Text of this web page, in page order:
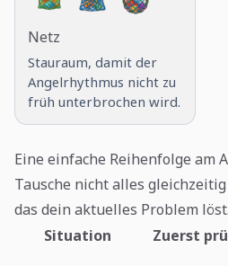
Netz
Stauraum, damit der
Angelrhythmus nicht zu
früh unterbrochen wird.
Eine einfache Reihenfolge am
Tausche nicht alles
das dein aktuelles Problem löst.
Situation
Zuerst